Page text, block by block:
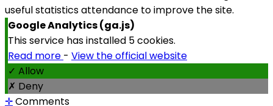
useful statistics attendance to improve the site.
Google Analytics (ga.js)
This service has installed 5 cookies.
Read more - View the official website
✓ Allow
✗ Deny
✛Comments